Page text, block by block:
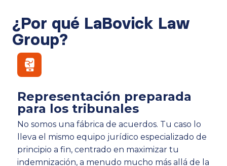
¿Por qué LaBovick Law
Group?
Representación preparada
para los tribunales
No somos una fábrica de acuerdos. Tu caso lo
lleva el mismo equipo jurídico especializado de
principio a fin, centrado en maximizar tu
indemnización, a menudo mucho más allá de la